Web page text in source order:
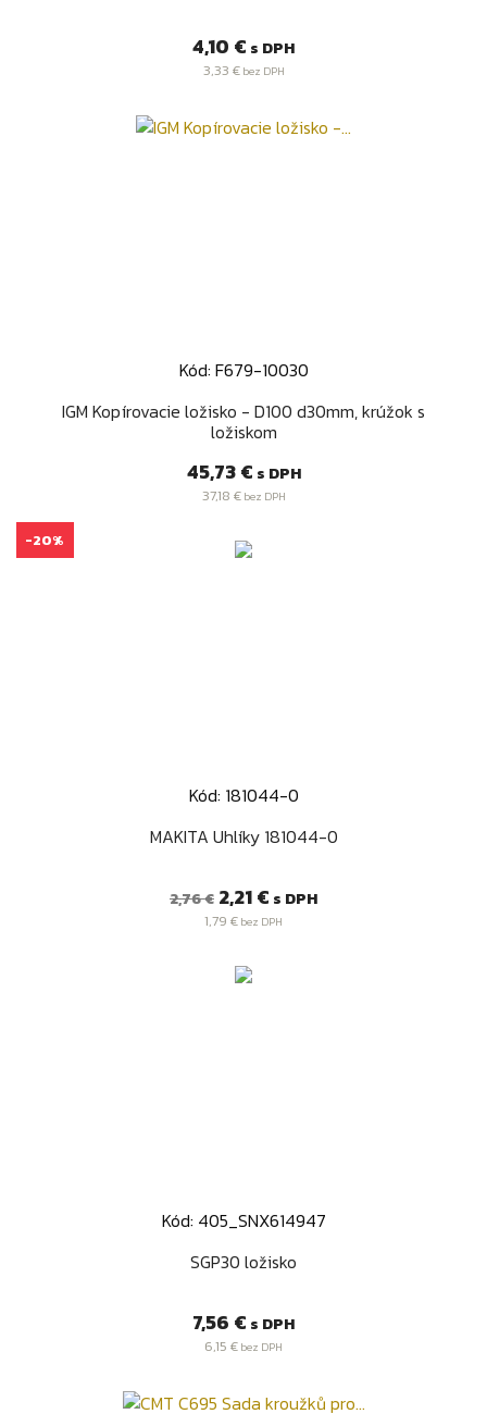
Cena
4,10 € s DPH
3,33 €bez DPH
Kód: F679-10030
IGM Kopírovacie ložisko - D100 d30mm, krúžok s
ložiskom
Cena
45,73 € s DPH
37,18 €bez DPH
Kód: 181044-0
MAKITA Uhlíky 181044-0
Bežná
cena
2,76 € Cena
2,21 € s DPH
1,79 € bez DPH
-20%
Kód: 405_SNX614947
SGP30 ložisko
Cena
7,56 € s DPH
6,15 € bez DPH